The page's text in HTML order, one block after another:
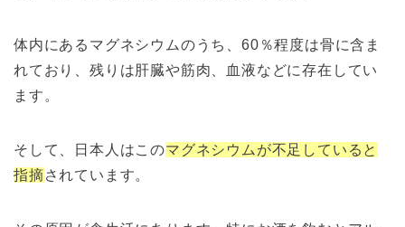
体内にあるマグネシウムのうち、60％程度は骨に含ま
れており、残りは肝臓や筋肉、血液などに存在してい
ます。
そして、日本人はこのマグネシウムが不足していると
指摘されています。